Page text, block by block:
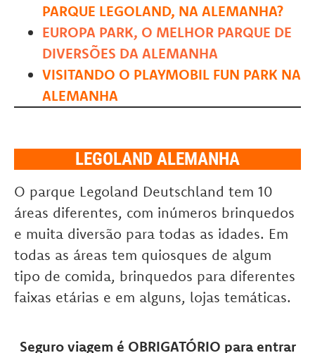
PARQUE LEGOLAND, NA ALEMANHA?
EUROPA PARK, O MELHOR PARQUE DE
DIVERSÕES DA ALEMANHA
VISITANDO O PLAYMOBIL FUN PARK NA
ALEMANHA
LEGOLAND ALEMANHA
O parque Legoland Deutschland tem 10
áreas diferentes, com inúmeros brinquedos
e muita diversão para todas as idades. Em
todas as áreas tem quiosques de algum
tipo de comida, brinquedos para diferentes
faixas etárias e em alguns, lojas temáticas.
Seguro viagem é OBRIGATÓRIO para entrar